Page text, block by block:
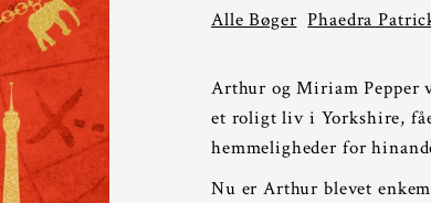
Alle Bøger Phaedra
Arthur og Miriam Pepper
et roligt liv i Yorkshire,
hemmeligheder for
Nu er Arthur blevet